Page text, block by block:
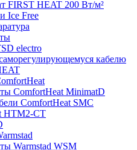
FIRST HEAT 200 Вт/м²
Ice Free
electro
кабелю
ComfortHeat MinimatD
ComfortHeat SMC
HTM2-CT
Warmstad WSM